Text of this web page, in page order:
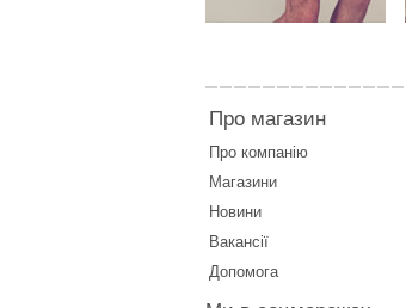
Про магазин
Про компанію
Магазини
Новини
Вакансії
Допомога